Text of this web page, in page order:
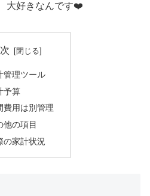
大好きなんです❤️
管理ツール
予算
費用は別管理
他の項目
の家計状況